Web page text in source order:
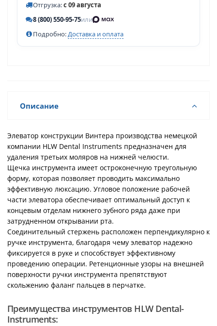
Отгрузка:с 09 августа
8 (800) 550-95-75или
Подробно:Доставка и оплата
Описание
Элеватор конструкции Винтера производства немецкой
компании HLW Dental Instruments предназначен для
удаления третьих моляров на нижней челюсти.
Щечка инструмента имеет остроконечную треугольную
форму, которая позволяет проводить максимально
эффективную люксацию. Угловое положение рабочей
части элеватора обеспечивает оптимальный доступ к
концевым отделам нижнего зубного ряда даже при
затрудненном открывании рта.
Соединительный стержень расположен перпендикулярно к
ручке инструмента, благодаря чему элеватор надежно
фиксируется в руке и способствует эффективному
проведению операции. Ретенционные узоры на внешней
поверхности ручки инструмента препятствуют
скольжению фаланг пальцев в перчатке.
Преимущества инструментов HLW Dental-
Instruments: